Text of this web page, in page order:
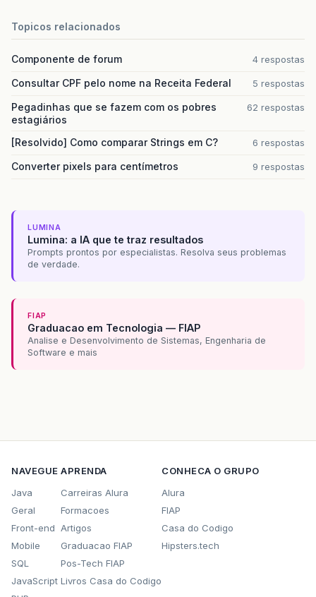
Topicos relacionados
Componente de forum 4 respostas
Consultar CPF pelo nome na Receita Federal 5 respostas
Pegadinhas que se fazem com os pobres
estagiários
62 respostas
[Resolvido] Como comparar Strings em C? 6 respostas
Converter pixels para centímetros 9 respostas
LUMINA
Lumina: a IA que te traz resultados
Prompts prontos por especialistas. Resolva seus problemas
de verdade.
FIAP
Graduacao em Tecnologia — FIAP
Analise e Desenvolvimento de Sistemas, Engenharia de
Software e mais
NAVEGUE
Java
Geral
Front-end
Mobile
SQL
JavaScript
APRENDA
Carreiras Alura
Formacoes
Artigos
Graduacao FIAP
Pos-Tech FIAP
Livros Casa do Codigo
CONHECA O GRUPO
Alura
FIAP
Casa do Codigo
Hipsters.tech